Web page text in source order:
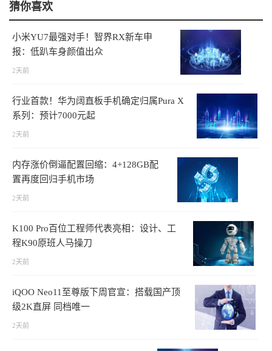
猜你喜欢
小米YU7最强对手！智界RX新车申
报：低趴车身颜值出众
2天前
行业首款！华为阔直板手机确定归属Pura X
系列：预计7000元起
2天前
内存涨价倒逼配置回缩：4+128GB配
置再度回归手机市场
2天前
K100 Pro百位工程师代表亮相：设计、工
程K90原班人马操刀
2天前
iQOO Neo11至尊版下周官宣：搭载国产顶
级2K直屏 同档唯一
2天前